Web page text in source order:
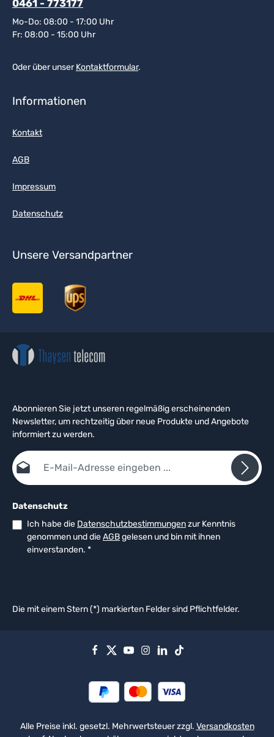
0461 - 773177
Mo-Do: 08:00 - 17:00 Uhr
Fr: 08:00 - 15:00 Uhr
Oder über unserKontaktformular.
Informationen
Kontakt
AGB
Impressum
Datenschutz
Unsere Versandpartner
Abonnieren Sie jetzt unseren regelmäßig erscheinenden
Newsletter, um rechtzeitig über neue Produkte und Angebote
informiert zu werden.
E-Mail-Adresse*
Datenschutz
Ich habe die Datenschutzbestimmungenzur Kenntnis
genommen und dieAGBgelesen und bin mit ihnen
einverstanden. *
Die mit einem Stern (*) markierten Felder sind Pflichtfelder.
Alle Preise inkl. gesetzl. Mehrwertsteuer zzgl. Versandkosten